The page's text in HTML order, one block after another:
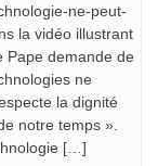
ne-peut-
la vidéo illustrant
Pape demande de
ne
la dignité
notre temps ».
[…]